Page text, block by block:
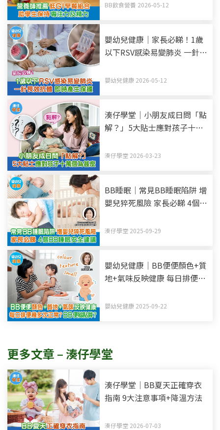
BB飲食營養 2026-05-12
嬰幼兒健康｜家長必睇！1歲
以下RSV感染易變肺炎 一針長
嬰幼兒健康 2026-05-12
湊仔學堂｜小朋友成日問「點
解？」5大貼士應對孩子十萬
湊仔學堂 2026-03-23
BB睡眠｜常見BB睡眠陷阱 增
嬰兒猝死風險 家長必睇 4個
湊仔學堂 2025-09-29
嬰幼兒健康｜BB便便顏色+質
地+氣味反映健康 每日排便幾
嬰幼兒健康 2025-09-22
更多文章 – 湊仔學堂
湊仔學堂｜BB夏天正確穿衣
指南 9大注意事項+降溫方法
湊仔學堂 2026-07-03